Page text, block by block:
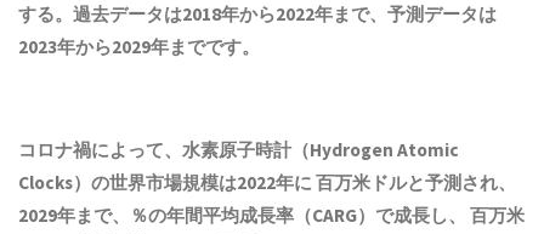
する。過去データは2018年から2022年まで、予測データは
2023年から2029年までです。
コロナ禍によって、水素原子時計（Hydrogen Atomic
Clocks）の世界市場規模は2022年に 百万米ドルと予測され、
2029年まで、％の年間平均成長率（CARG）で成長し、 百万米